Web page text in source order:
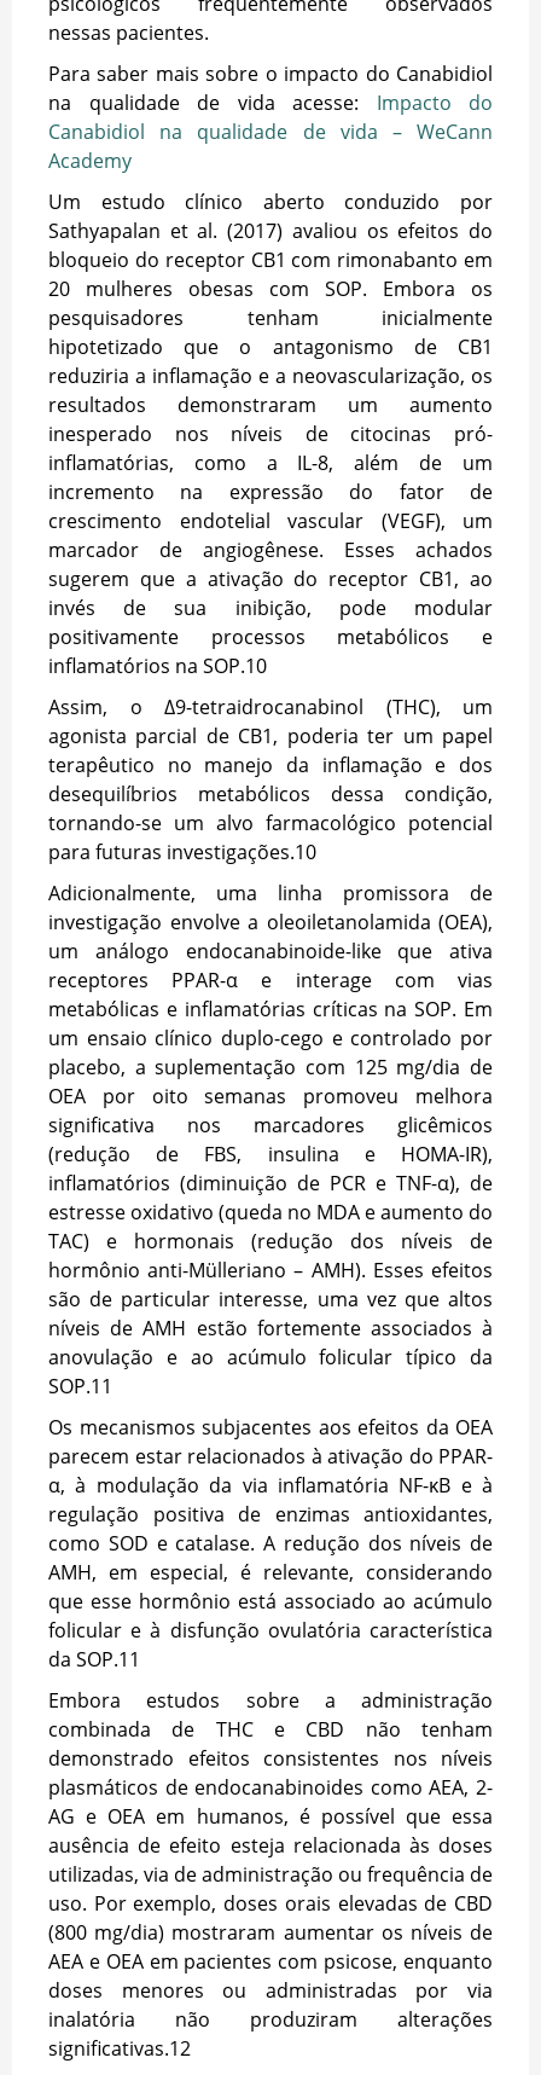
nessas pacientes.
Para saber mais sobre o impacto do Canabidiol
na qualidade de vida acesse: Impacto do
Canabidiol na qualidade de vida – WeCann
Academy
Um estudo clínico aberto conduzido por
Sathyapalan et al. (2017) avaliou os efeitos do
bloqueio do receptor CB1 com rimonabanto em
20 mulheres obesas com SOP. Embora os
pesquisadores tenham inicialmente
hipotetizado que o antagonismo de CB1
reduziria a inflamação e a neovascularização, os
resultados demonstraram um aumento
inesperado nos níveis de citocinas pró-
inflamatórias, como a IL-8, além de um
incremento na expressão do fator de
crescimento endotelial vascular (VEGF), um
marcador de angiogênese. Esses achados
sugerem que a ativação do receptor CB1, ao
invés de sua inibição, pode modular
positivamente processos metabólicos e
inflamatórios na SOP.10
Assim, o Δ9-tetraidrocanabinol (THC), um
agonista parcial de CB1, poderia ter um papel
terapêutico no manejo da inflamação e dos
desequilíbrios metabólicos dessa condição,
tornando-se um alvo farmacológico potencial
para futuras investigações.10
Adicionalmente, uma linha promissora de
investigação envolve a oleoiletanolamida (OEA),
um análogo endocanabinoide-like que ativa
receptores PPAR-α e interage com vias
metabólicas e inflamatórias críticas na SOP. Em
um ensaio clínico duplo-cego e controlado por
placebo, a suplementação com 125 mg/dia de
OEA por oito semanas promoveu melhora
significativa nos marcadores glicêmicos
(redução de FBS, insulina e HOMA-IR),
inflamatórios (diminuição de PCR e TNF-α), de
estresse oxidativo (queda no MDA e aumento do
TAC) e hormonais (redução dos níveis de
hormônio anti-Mülleriano – AMH). Esses efeitos
são de particular interesse, uma vez que altos
níveis de AMH estão fortemente associados à
anovulação e ao acúmulo folicular típico da
SOP.11
Os mecanismos subjacentes aos efeitos da OEA
parecem estar relacionados à ativação do PPAR-
α, à modulação da via inflamatória NF-κB e à
regulação positiva de enzimas antioxidantes,
como SOD e catalase. A redução dos níveis de
AMH, em especial, é relevante, considerando
que esse hormônio está associado ao acúmulo
folicular e à disfunção ovulatória característica
da SOP.11
Embora estudos sobre a administração
combinada de THC e CBD não tenham
demonstrado efeitos consistentes nos níveis
plasmáticos de endocanabinoides como AEA, 2-
AG e OEA em humanos, é possível que essa
ausência de efeito esteja relacionada às doses
utilizadas, via de administração ou frequência de
uso. Por exemplo, doses orais elevadas de CBD
(800 mg/dia) mostraram aumentar os níveis de
AEA e OEA em pacientes com psicose, enquanto
doses menores ou administradas por via
inalatória não produziram alterações
significativas.12